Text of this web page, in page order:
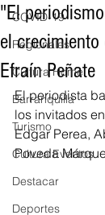
COVID-19
Regionales
Cultura Home
Barranquilla
Turismo
Cultura Eventos
Destacar
Deportes
"El
el
Efraín Peñate
El periodista
los invitados
Edgar Perea,
Poveda